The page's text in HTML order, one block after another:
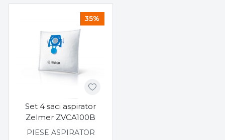
35%
Set 4 saci aspirator
Zelmer ZVCA100B
PIESE ASPIRATOR